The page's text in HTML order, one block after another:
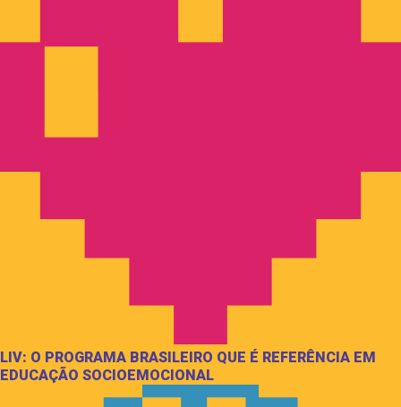
LIV: O PROGRAMA BRASILEIRO QUE É REFERÊNCIA EM
EDUCAÇÃO SOCIOEMOCIONAL